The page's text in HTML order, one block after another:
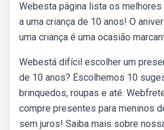
Webesta página lista os
a uma criança de 10 anos! O
uma criança é uma ocasião
Webestá difícil escolher um
de 10 anos? Escolhemos 10
brinquedos, roupas e até.
compre presentes para meninos
sem juros! Saiba mais sobre